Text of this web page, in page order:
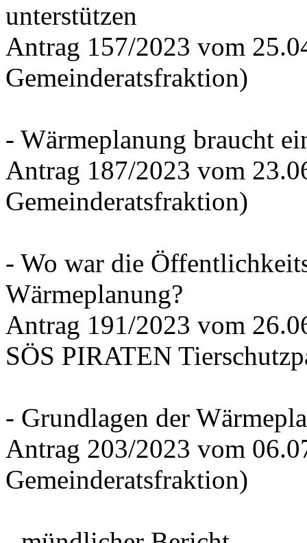
unterstützen
Antrag 157/2023 vom
Gemeinderatsfraktion)
- Wärmeplanung braucht
Antrag 187/2023 vom
Gemeinderatsfraktion)
- Wo war die
Wärmeplanung?
Antrag 191/2023 vom
SÖS PIRATEN
- Grundlagen der
Antrag 203/2023 vom
Gemeinderatsfraktion)